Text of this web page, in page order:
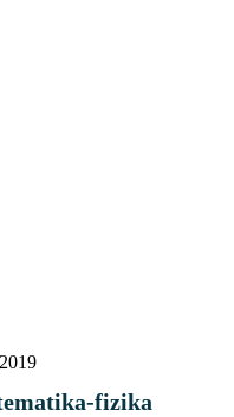
fizika